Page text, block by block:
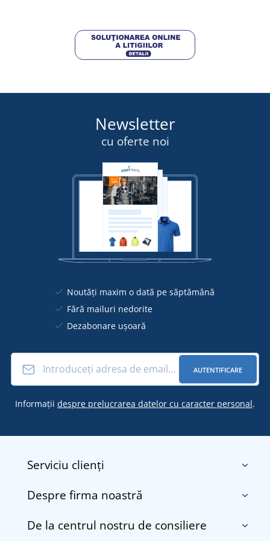
Newsletter
cu oferte noi
Noutăți maxim o dată pe săptămână
Fără mailuri nedorite
Dezabonare ușoară
AUTENTIFICARE
Informații despre prelucrarea datelor cu caracter personal.
Serviciu clienți
Contact
Transport și plată
Despre firma noastră
Despre noi
De la centrul nostru de consiliere